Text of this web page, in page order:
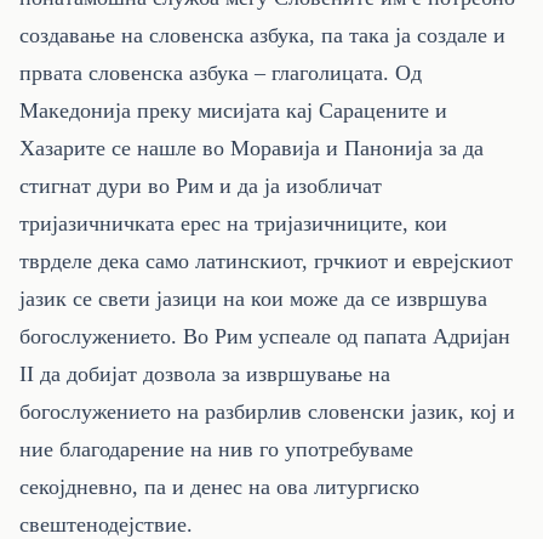
создавање на словенска азбука, па така ја создале и
првата словенска азбука – глаголицата. Од
Македонија преку мисијата кај Сарацените и
Хазарите се нашле во Моравија и Панонија за да
стигнат дури во Рим и да ја изобличат
тријазичничката ерес на тријазичниците, кои
тврделе дека само латинскиот, грчкиот и еврејскиот
јазик се свети јазици на кои може да се извршува
богослужението. Во Рим успеале од папата Адријан
II да добијат дозвола за извршување на
богослужението на разбирлив словенски јазик, кој и
ние благодарение на нив го употребуваме
секојдневно, па и денес на ова литургиско
свештенодејствие.